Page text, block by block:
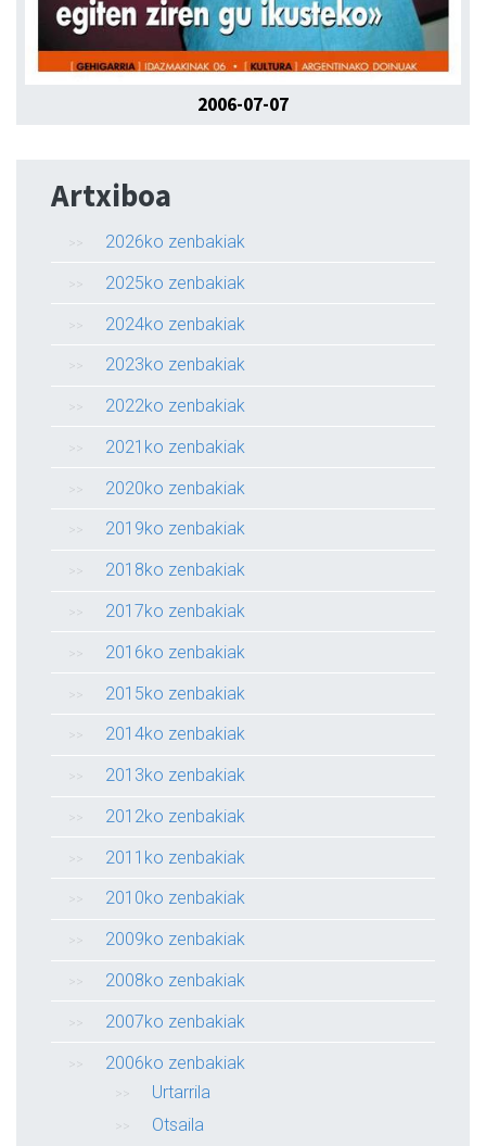
2006-07-07
Artxiboa
2026ko zenbakiak
2025ko zenbakiak
2024ko zenbakiak
2023ko zenbakiak
2022ko zenbakiak
2021ko zenbakiak
2020ko zenbakiak
2019ko zenbakiak
2018ko zenbakiak
2017ko zenbakiak
2016ko zenbakiak
2015ko zenbakiak
2014ko zenbakiak
2013ko zenbakiak
2012ko zenbakiak
2011ko zenbakiak
2010ko zenbakiak
2009ko zenbakiak
2008ko zenbakiak
2007ko zenbakiak
2006ko zenbakiak
Urtarrila
Otsaila